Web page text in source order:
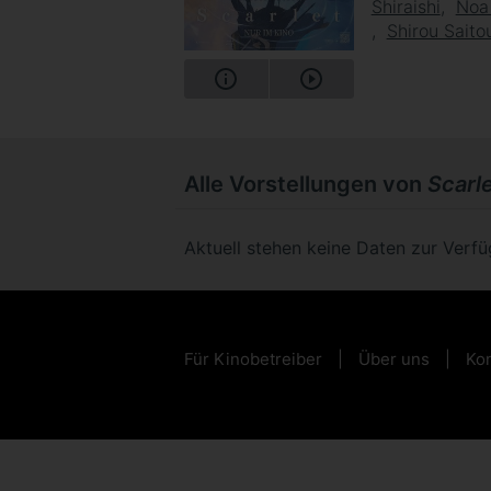
Shiraishi
Shirou
Alle Vorstellungen von
Aktuell stehen keine Daten zur
Für Kinobetreiber Über uns